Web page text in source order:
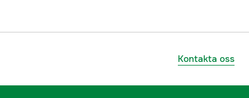
Kontakta oss